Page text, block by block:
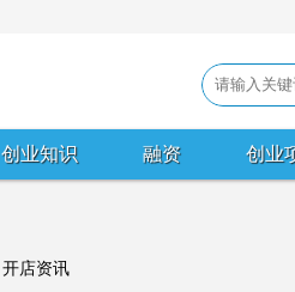
创业知识 融资 创业
开店资讯